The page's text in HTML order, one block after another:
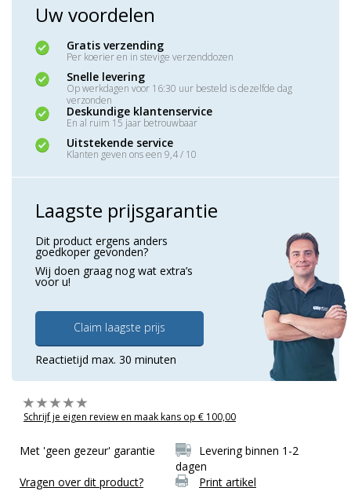
Uw voordelen
Gratis verzending
Per koerier en in stevige verzenddozen
Snelle levering
Op werkdagen voor 16:30 uur besteld is dezelfde dag
verzonden
Deskundige klantenservice
En al ruim 15 jaar betrouwbaar
Uitstekende service
Klanten geven ons een 9,4 / 10
Laagste prijsgarantie
Dit product ergens anders
goedkoper gevonden?
Wij doen graag nog wat extra’s
voor u!
Claim laagste prijs
Reactietijd max. 30 minuten
Schrijf je eigen review en maak kans op € 100,00
Met 'geen gezeur' garantie
Levering binnen 1-2
dagen
Vragen over dit product?
Print artikel